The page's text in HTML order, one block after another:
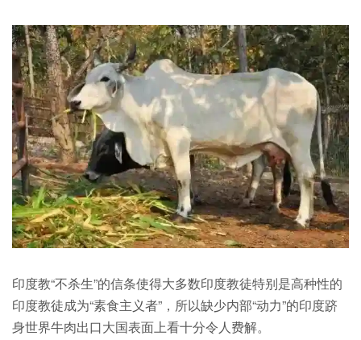
印度教“不杀生”的信条使得大多数印度教徒特别是高种性的
印度教徒成为“素食主义者”，所以缺少内部“动力”的印度跻
身世界牛肉出口大国表面上看十分令人费解。